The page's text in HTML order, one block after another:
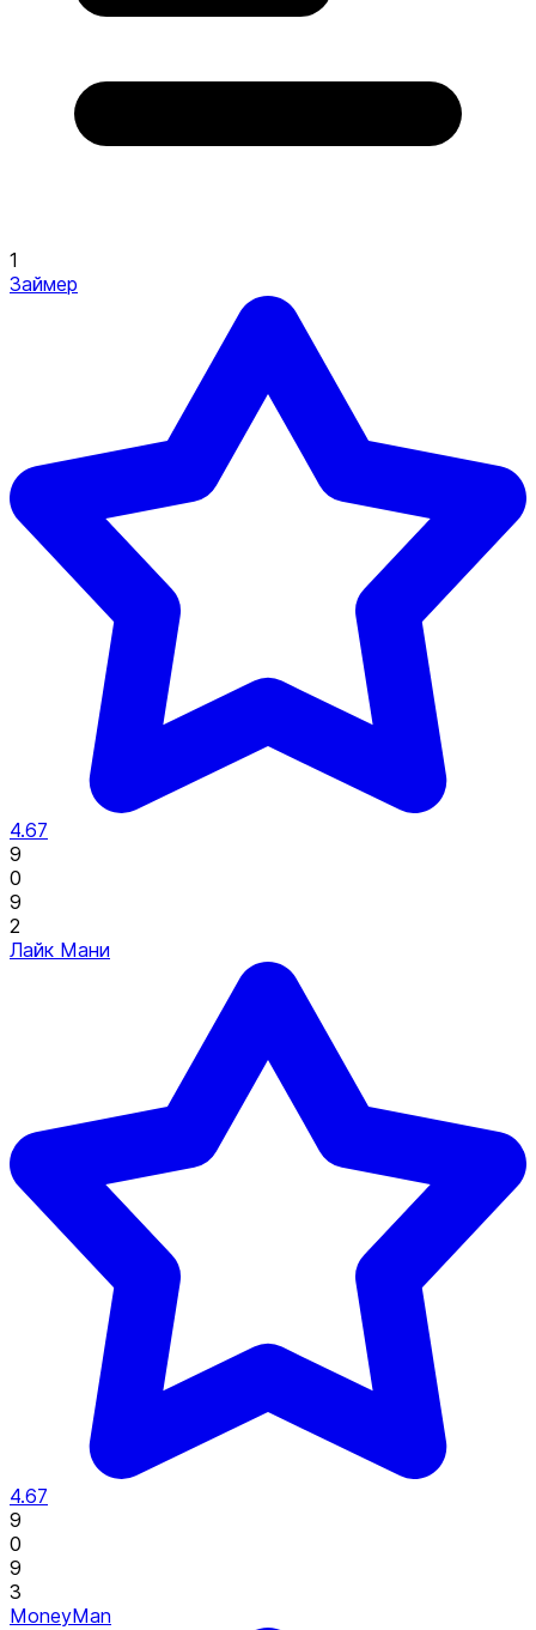
1
Займер
4.67
9
0
9
2
Лайк Мани
4.67
9
0
9
3
MoneyMan